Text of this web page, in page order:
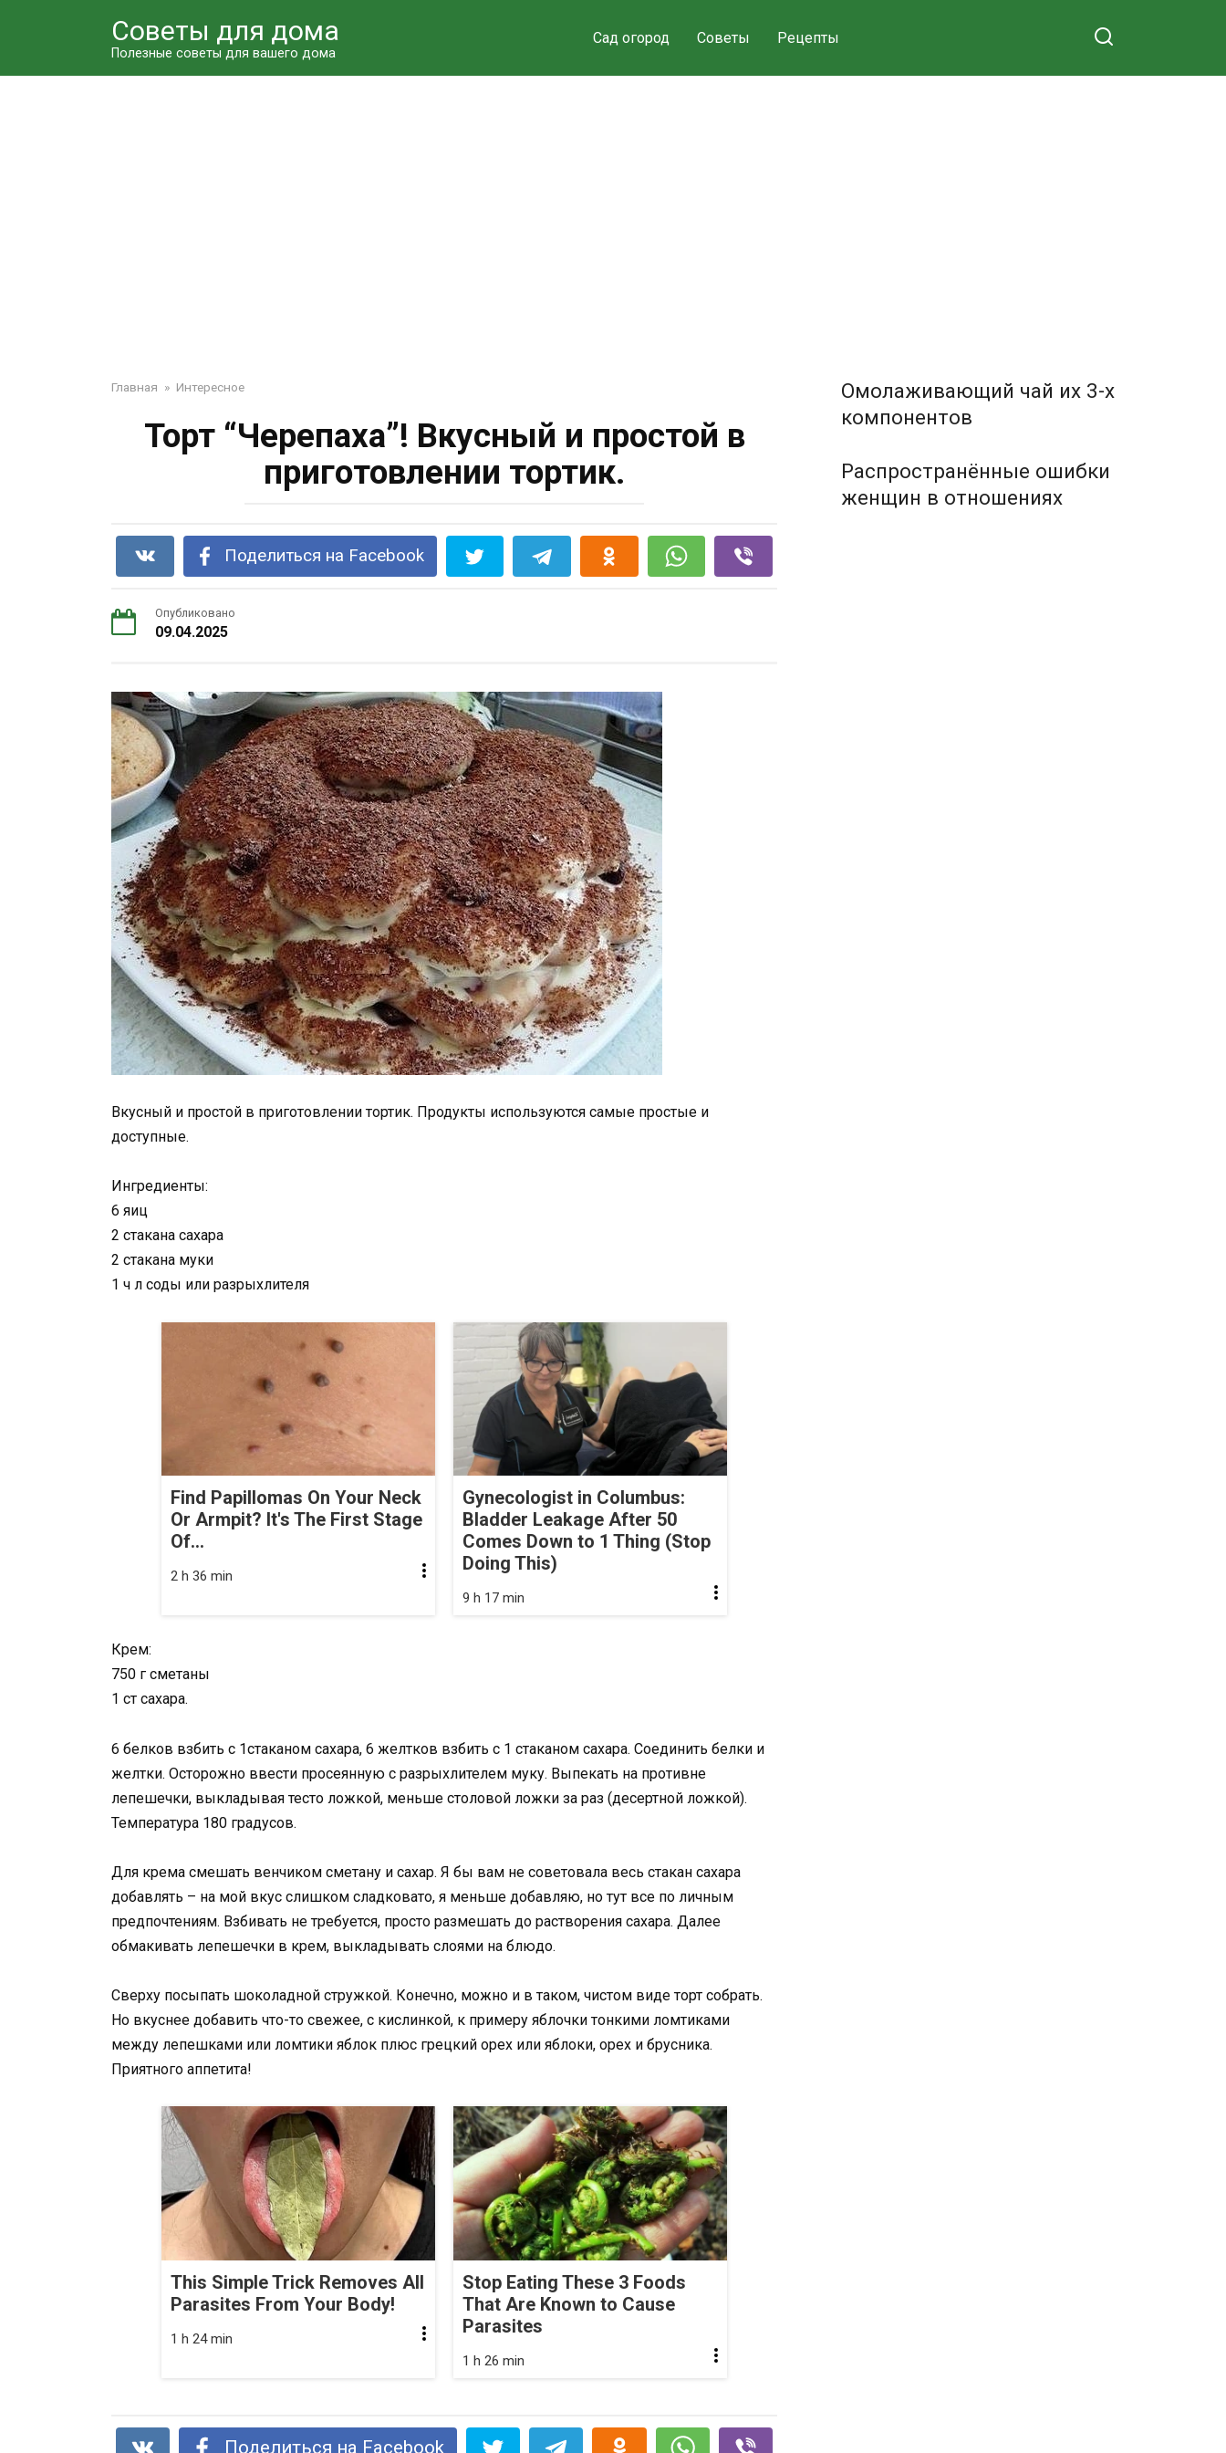
Советы для дома
Полезные советы для вашего дома
Сад огород Советы Рецепты
Главная » Интересное
Торт “Черепаха”! Вкусный и простой в
приготовлении тортик.
Поделиться на Facebook
Опубликовано
09.04.2025
Вкусный и простой в приготовлении тортик. Продукты используются самые простые и
доступные.
Ингредиенты:
6 яиц
2 стакана сахара
2 стакана муки
1 ч л соды или разрыхлителя
Find Papillomas On Your Neck
Or Armpit? It's The First Stage
Of...
2 h 36 min
Gynecologist in Columbus:
Bladder Leakage After 50
Comes Down to 1 Thing (Stop
Doing This)
9 h 17 min
Крем:
750 г сметаны
1 ст сахара.
6 белков взбить с 1стаканом сахара, 6 желтков взбить с 1 стаканом сахара. Соединить белки и
желтки. Осторожно ввести просеянную с разрыхлителем муку. Выпекать на противне
лепешечки, выкладывая тесто ложкой, меньше столовой ложки за раз (десертной ложкой).
Температура 180 градусов.
Для крема смешать венчиком сметану и сахар. Я бы вам не советовала весь стакан сахара
добавлять – на мой вкус слишком сладковато, я меньше добавляю, но тут все по личным
предпочтениям. Взбивать не требуется, просто размешать до растворения сахара. Далее
обмакивать лепешечки в крем, выкладывать слоями на блюдо.
Сверху посыпать шоколадной стружкой. Конечно, можно и в таком, чистом виде торт собрать.
Но вкуснее добавить что-то свежее, с кислинкой, к примеру яблочки тонкими ломтиками
между лепешками или ломтики яблок плюс грецкий орех или яблоки, орех и брусника.
Приятного аппетита!
This Simple Trick Removes All
Parasites From Your Body!
1 h 24 min
Stop Eating These 3 Foods
That Are Known to Cause
Parasites
1 h 26 min
Поделиться на Facebook
Омолаживающий чай их 3-х
компонентов
Распространённые ошибки
женщин в отношениях